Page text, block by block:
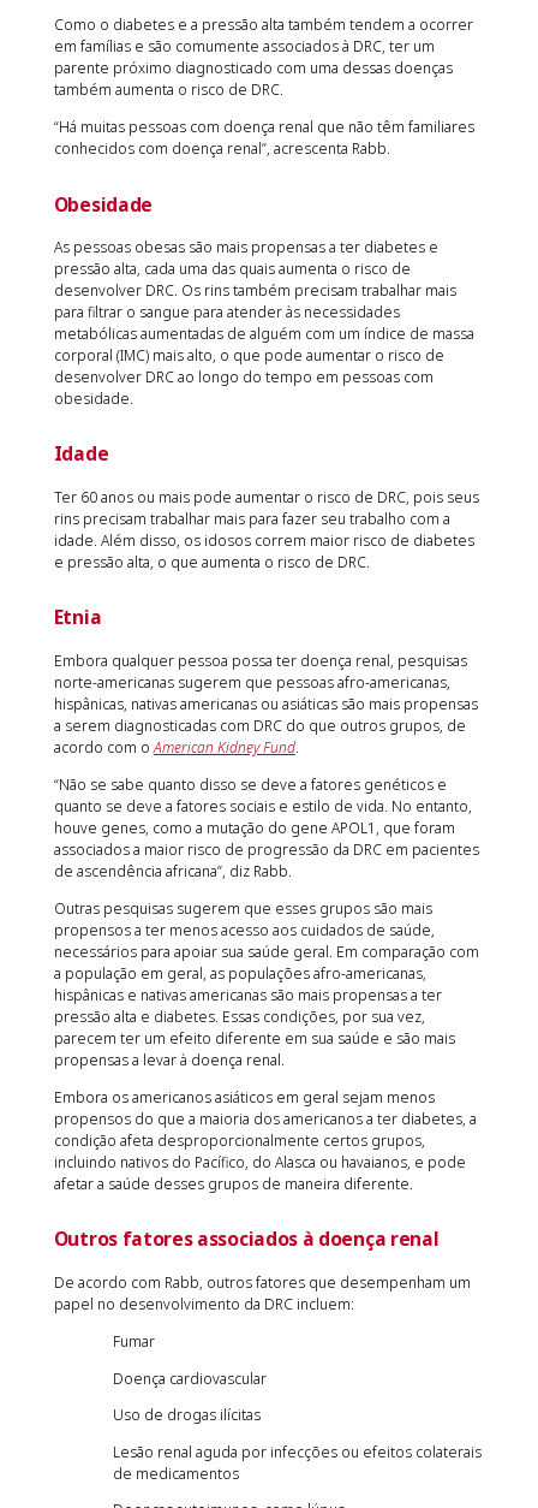
Como o diabetes e a pressão alta também tendem a ocorrer
em famílias e são comumente associados à DRC, ter um
parente próximo diagnosticado com uma dessas doenças
também aumenta o risco de DRC.
“Há muitas pessoas com doença renal que não têm familiares
conhecidos com doença renal”, acrescenta Rabb.
Obesidade
As pessoas obesas são mais propensas a ter diabetes e
pressão alta, cada uma das quais aumenta o risco de
desenvolver DRC. Os rins também precisam trabalhar mais
para filtrar o sangue para atender às necessidades
metabólicas aumentadas de alguém com um índice de massa
corporal (IMC) mais alto, o que pode aumentar o risco de
desenvolver DRC ao longo do tempo em pessoas com
obesidade.
Idade
Ter 60 anos ou mais pode aumentar o risco de DRC, pois seus
rins precisam trabalhar mais para fazer seu trabalho com a
idade. Além disso, os idosos correm maior risco de diabetes
e pressão alta, o que aumenta o risco de DRC.
Etnia
Embora qualquer pessoa possa ter doença renal, pesquisas
norte-americanas sugerem que pessoas afro-americanas,
hispânicas, nativas americanas ou asiáticas são mais propensas
a serem diagnosticadas com DRC do que outros grupos, de
acordo com oAmerican Kidney Fund.
“Não se sabe quanto disso se deve a fatores genéticos e
quanto se deve a fatores sociais e estilo de vida. No entanto,
houve genes, como a mutação do gene APOL1, que foram
associados a maior risco de progressão da DRC em pacientes
de ascendência africana”, diz Rabb.
Outras pesquisas sugerem que esses grupos são mais
propensos a ter menos acesso aos cuidados de saúde,
necessários para apoiar sua saúde geral. Em comparação com
a população em geral, as populações afro-americanas,
hispânicas e nativas americanas são mais propensas a ter
pressão alta e diabetes. Essas condições, por sua vez,
parecem ter um efeito diferente em sua saúde e são mais
propensas a levar à doença renal.
Embora os americanos asiáticos em geral sejam menos
propensos do que a maioria dos americanos a ter diabetes, a
condição afeta desproporcionalmente certos grupos,
incluindo nativos do Pacífico, do Alasca ou havaianos, e pode
afetar a saúde desses grupos de maneira diferente.
Outros fatores associados à doença renal
De acordo com Rabb, outros fatores que desempenham um
papel no desenvolvimento da DRC incluem:
Fumar
Doença cardiovascular
Uso de drogas ilícitas
Lesão renal aguda por infecções ou efeitos colaterais
de medicamentos